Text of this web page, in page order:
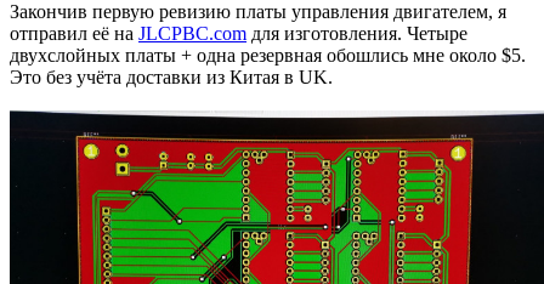
Закончив первую ревизию платы управления двигателем, я
отправил её на JLCPBC.com для изготовления. Четыре
двухслойных платы + одна резервная обошлись мне около $5.
Это без учёта доставки из Китая в UK.